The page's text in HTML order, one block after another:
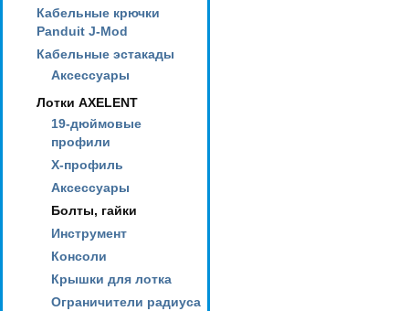
Кабельные крючки
Panduit J-Mod
Кабельные эстакады
Аксессуары
Лотки AXELENT
19-дюймовые
профили
X-профиль
Аксессуары
Болты, гайки
Инструмент
Консоли
Крышки для лотка
Ограничители радиуса